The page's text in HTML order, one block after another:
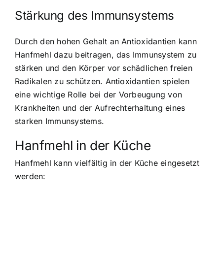
Stärkung des Immunsystems
Durch den hohen Gehalt an Antioxidantien kann
Hanfmehl dazu beitragen, das Immunsystem zu
stärken und den Körper vor schädlichen freien
Radikalen zu schützen. Antioxidantien spielen
eine wichtige Rolle bei der Vorbeugung von
Krankheiten und der Aufrechterhaltung eines
starken Immunsystems.
Hanfmehl in der Küche
Hanfmehl kann vielfältig in der Küche eingesetzt
werden: